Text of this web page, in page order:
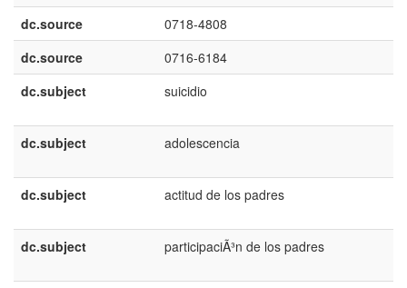
dc.source
0718-4808
dc.source
0716-6184
dc.subject
suicidio
dc.subject adolescencia
dc.subject actitud de los padres
dc.subject participaciÃ³n de los padres